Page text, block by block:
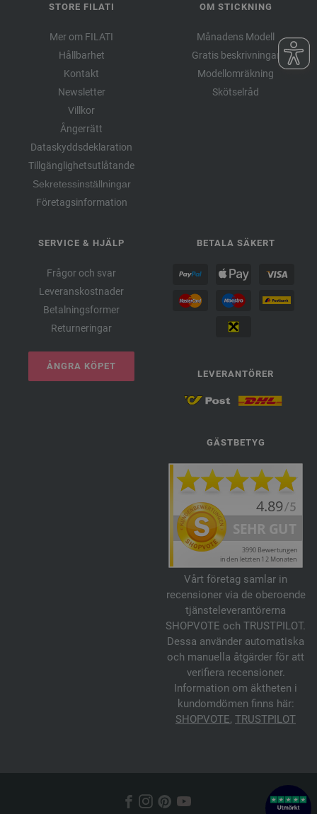
STORE FILATI
Mer om FILATI
Hållbarhet
Kontakt
Newsletter
Villkor
Ångerrätt
Dataskyddsdeklaration
Tillgänglighetsutlåtande
Sekretessinställningar
Företagsinformation
OM STICKNING
Månadens Modell
Gratis beskrivningar
Modellomräkning
Skötselråd
SERVICE & HJÄLP
Frågor och svar
Leveranskostnader
Betalningsformer
Returneringar
ÅNGRA KÖPET
BETALA SÄKERT
LEVERANTÖRER
GÄSTBETYG
Vårt företag samlar in
recensioner via de oberoende
tjänsteleverantörerna
SHOPVOTE och TRUSTPILOT.
Dessa använder automatiska
och manuella åtgärder för att
verifiera recensioner.
Information om äktheten i
kundomdömen finns här:
SHOPVOTE, TRUSTPILOT